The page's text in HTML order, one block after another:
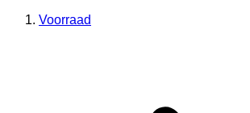
Voorraad